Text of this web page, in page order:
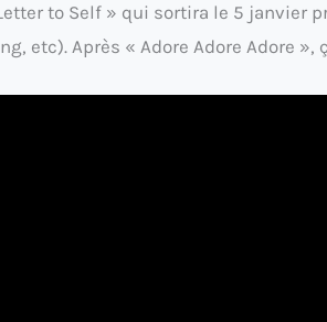
to Self » qui sortira le 5 janvier
etc). Après « Adore Adore Adore »,